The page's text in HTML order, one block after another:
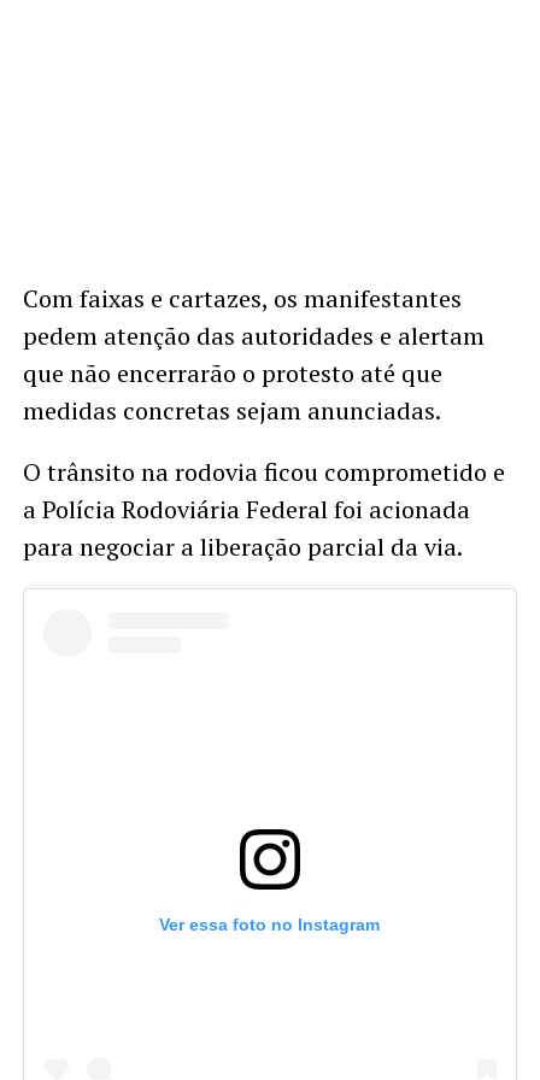
Com faixas e cartazes, os manifestantes
pedem atenção das autoridades e alertam
que não encerrarão o protesto até que
medidas concretas sejam anunciadas.
O trânsito na rodovia ficou comprometido e
a Polícia Rodoviária Federal foi acionada
para negociar a liberação parcial da via.
Ver essa foto no Instagram